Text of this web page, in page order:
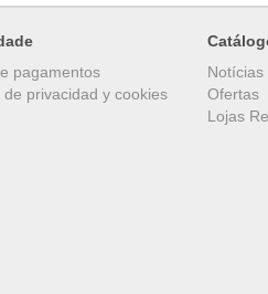
pagamentos
de privacidad y cookies
Notícias
Ofertas
Lojas